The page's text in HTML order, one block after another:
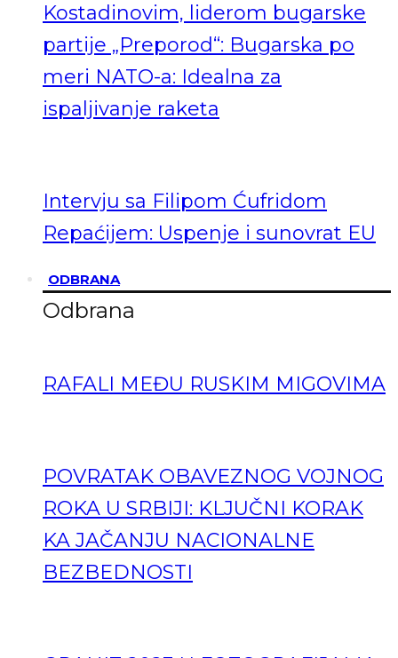
Kostadinovim, liderom bugarske
partije „Preporod“: Bugarska po
meri NATO-a: Idealna za
ispaljivanje raketa
Intervju sa Filipom Ćufridom
Repaćijem: Uspenje i sunovrat EU
ODBRANA
Odbrana
RAFALI MEĐU RUSKIM MIGOVIMA
POVRATAK OBAVEZNOG VOJNOG
ROKA U SRBIJI: KLJUČNI KORAK
KA JAČANJU NACIONALNE
BEZBEDNOSTI